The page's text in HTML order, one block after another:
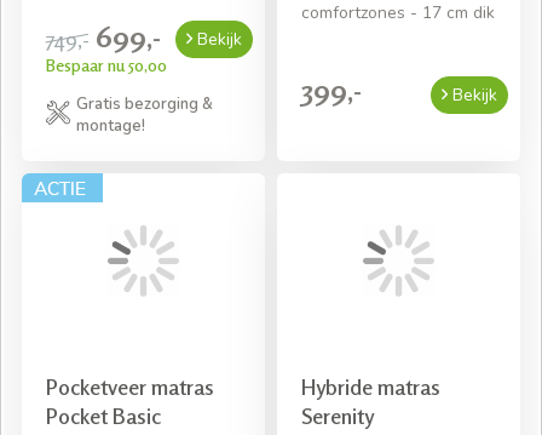
749,- 699,-
Bespaar nu 50,00
Bekijk
Gratis bezorging &
montage!
comfortzones - 17 cm dik
399,- Bekijk
Pocketveer matras
Pocket Basic
Hybride matras
Serenity